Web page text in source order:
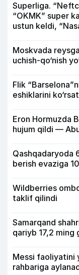
Superliga.
“OKMK” super
ustun keldi,
Moskvada
uchish-qo‘nish
Flik
eshiklarini
Eron Hormuzda
hujum qildi —
Qashqadaryoda
berish evaziga
Wildberries
taklif qilindi
Samarqand
qariyb 17,2 ming
Messi faoliyatini
rahbariga